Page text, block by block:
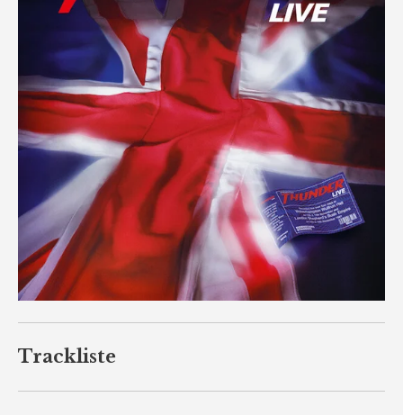
Trackliste